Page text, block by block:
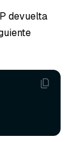
devuelta